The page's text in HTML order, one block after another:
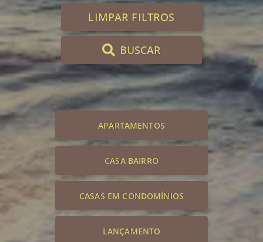
LIMPAR FILTROS
BUSCAR
APARTAMENTOS
CASA BAIRRO
CASAS EM CONDOMÍNIOS
LANÇAMENTO